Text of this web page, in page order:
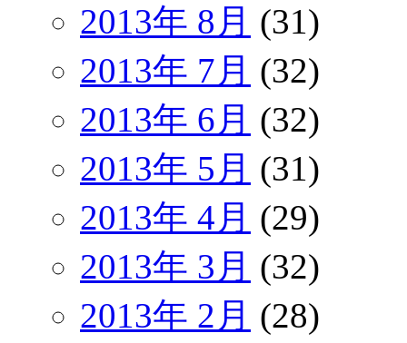
2013年 8月 (31)
2013年 7月 (32)
2013年 6月 (32)
2013年 5月 (31)
2013年 4月 (29)
2013年 3月 (32)
2013年 2月 (28)